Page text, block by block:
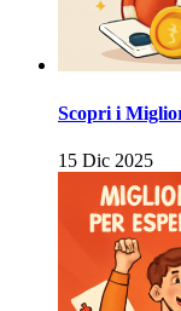
Scopri i
15 Dic 2025